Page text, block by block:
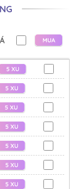
ra, để ông đây đi
còn vô cùng